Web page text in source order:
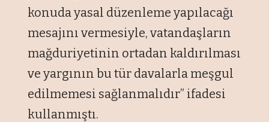
konuda yasal düzenleme yapılacağı
mesajını vermesiyle, vatandaşların
mağduriyetinin ortadan kaldırılması
ve yargının bu tür davalarla meşgul
edilmemesi sağlanmalıdır” ifadesi
kullanmıştı.